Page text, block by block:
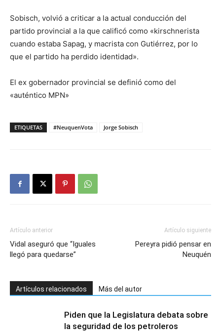
Sobisch, volvió a criticar a la actual conducción del
partido provincial a la que calificó como «kirschnerista
cuando estaba Sapag, y macrista con Gutiérrez, por lo
que el partido ha perdido identidad».
El ex gobernador provincial se definió como del
«auténtico MPN»
ETIQUETAS #NeuquenVota Jorge Sobisch
Artículo anterior
Vidal aseguró que “Iguales
llegó para quedarse”
Artículo siguiente
Pereyra pidió pensar en
Neuquén
Artículos relacionados Más del autor
Piden que la Legislatura debata sobre
la seguridad de los petroleros